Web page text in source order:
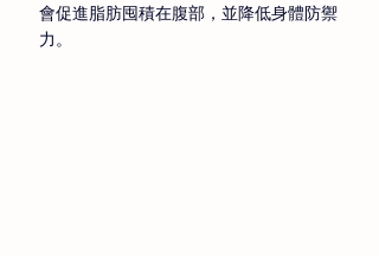
會促進脂肪囤積在腹部，並降低身體防禦
力。